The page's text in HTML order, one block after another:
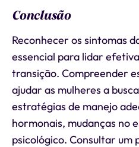
Conclusão
Reconhecer os sintomas
essencial para lidar
transição. Compreender
ajudar as mulheres a
estratégias de manejo
hormonais, mudanças no
psicológico. Consultar um